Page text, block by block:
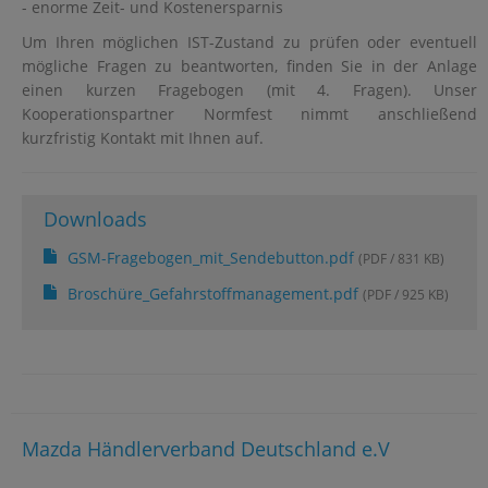
- enorme Zeit- und Kostenersparnis
Um Ihren möglichen IST-Zustand zu prüfen oder eventuell
mögliche Fragen zu beantworten, finden Sie in der Anlage
einen kurzen Fragebogen (mit 4. Fragen). Unser
Kooperationspartner Normfest nimmt anschließend
kurzfristig Kontakt mit Ihnen auf.
Downloads
GSM-Fragebogen_mit_Sendebutton.pdf (PDF / 831 KB)
Broschüre_Gefahrstoffmanagement.pdf (PDF / 925 KB)
Mazda Händlerverband Deutschland e.V